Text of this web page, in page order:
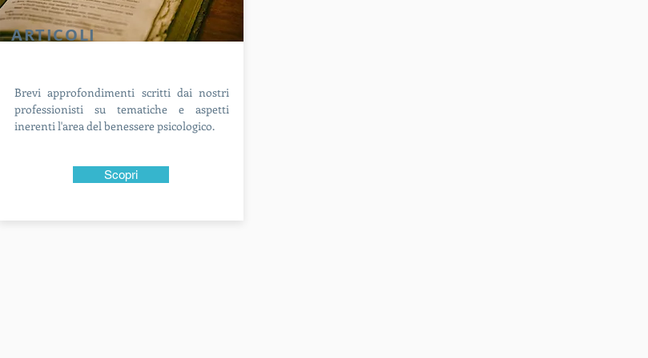
ARTICOLI
Brevi approfondimenti scritti dai nostri
professionisti su tematiche e aspetti
inerenti l'area del benessere psicologico.
Scopri